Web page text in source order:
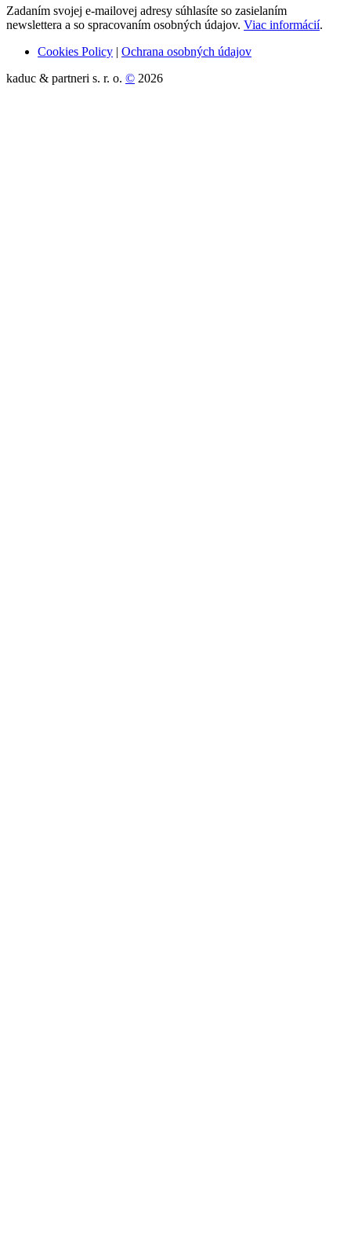
Zadaním svojej e-mailovej adresy súhlasíte so zasielaním
newslettera a so spracovaním osobných údajov. Viac informácií.
Cookies Policy | Ochrana osobných údajov
kaduc & partneri s. r. o. © 2026